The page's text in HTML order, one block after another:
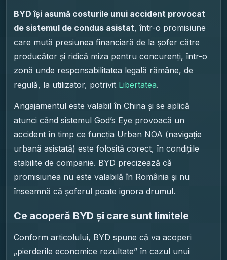
BYD își asumă costurile unui accident provocat
de sistemul de condus asistat, într-o promisiune
care mută presiunea financiară de la șofer către
producător și ridică miza pentru concurenți, într-o
zonă unde responsabilitatea legală rămâne, de
regulă, la utilizator, potrivit Libertatea.
Angajamentul este valabil în China și se aplică
atunci când sistemul God’s Eye provoacă un
accident în timp ce funcția Urban NOA (navigație
urbană asistată) este folosită corect, în condițiile
stabilite de companie. BYD precizează că
promisiunea nu este valabilă în România și nu
înseamnă că șoferul poate ignora drumul.
Ce acoperă BYD și care sunt limitele
Conform articolului, BYD spune că va acoperi
„pierderile economice rezultate” în cazul unui